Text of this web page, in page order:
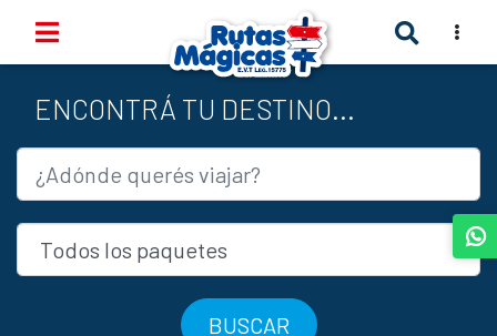
ENCONTRÁ TU DESTINO...
BUSCAR